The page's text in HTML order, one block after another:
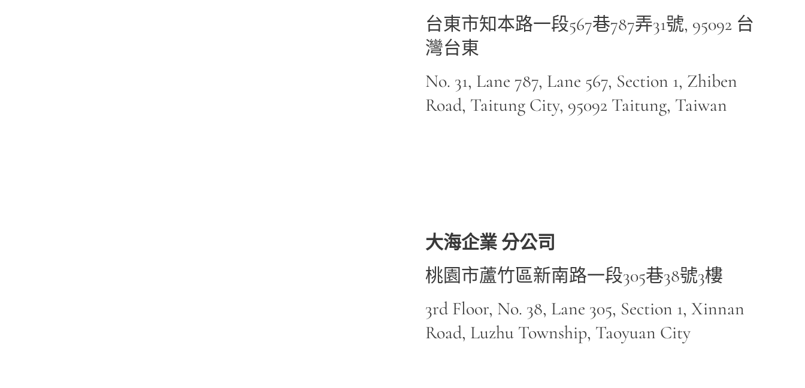
台東市知本路一段567巷787弄31號, 95092 台
灣台東
No. 31, Lane 787, Lane 567, Section 1, Zhiben
Road, Taitung City, 95092 Taitung, Taiwan
大海企業 分公司
桃園市蘆竹區新南路一段305巷38號3樓
3rd Floor, No. 38, Lane 305, Section 1, Xinnan
Road, Luzhu Township, Taoyuan City